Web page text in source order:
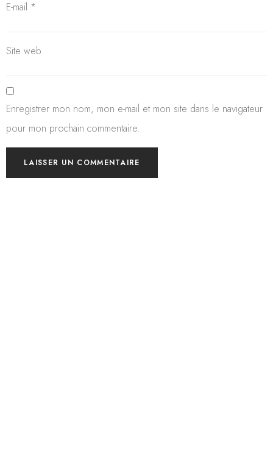
E-mail *
Site web
Enregistrer mon nom, mon e-mail et mon site dans le navigateur
pour mon prochain commentaire.